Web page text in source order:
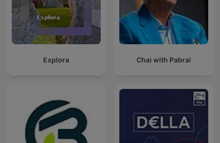
Explora Chai with Pabrai